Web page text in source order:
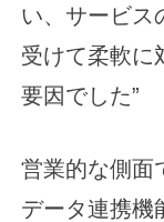
い、サービス
受けて柔軟に
要因でした”
営業的な側面
データ連携機